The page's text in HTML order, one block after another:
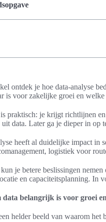
ontdek je hoe data-analyse
is voor zakelijke groei en
praktisch: je krijgt richtlijnen
data. Later ga je dieper in op
heeft al duidelijke impact in
logistiek voor
je betere beslissingen
en capaciteitsplanning. In
data belangrijk is voor groei
helder beeld van waarom het